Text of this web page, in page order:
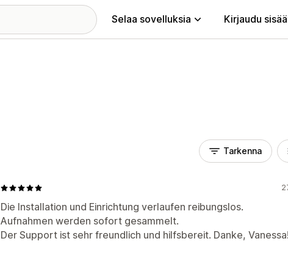
Selaa sovelluksia Kirjaudu
Tarkenna
Die Installation und Einrichtung verlaufen reibungslos.
Aufnahmen werden sofort gesammelt.
Der Support ist sehr freundlich und hilfsbereit. Danke, Vanessa!